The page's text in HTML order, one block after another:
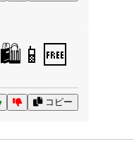
🛍️📱🆓
コピー